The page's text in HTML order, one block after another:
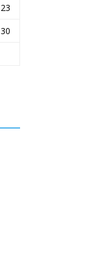
23
30